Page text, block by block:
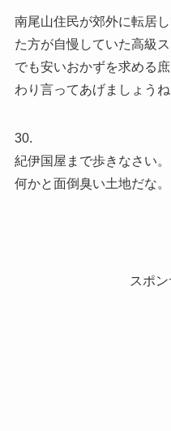
南尾山住民が郊外に転居
た方が自慢していた高級
でも安いおかずを求める
わり言ってあげましょうね
30.
紀伊国屋まで歩きなさい。
何かと面倒臭い土地だな。
スポ